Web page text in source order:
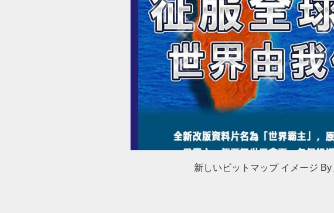
新しいビットマップ イメージ By